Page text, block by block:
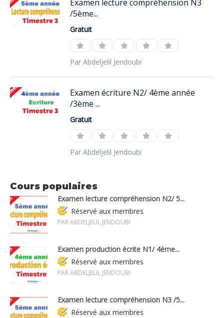
Examen lecture compréhension N3
/5ème...
Gratuit
Par Abdeljelil Jendoubi
Examen écriture N2/ 4ème année
/3ème ...
Gratuit
Par Abdeljelil Jendoubi
Cours populaires
Examen lecture compréhension N2/ 5...
Réservé aux membres
PAR ABDELJELIL JENDOUBI
Examen production écrite N1/ 4ème...
Réservé aux membres
PAR ABDELJELIL JENDOUBI
Examen lecture compréhension N3 /5...
Réservé aux membres